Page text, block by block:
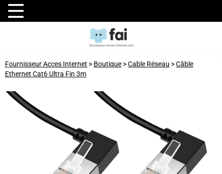
Fournisseur Acces Internet > Boutique >Cable Réseau >Câble
Ethernet Cat6 Ultra Fin 3m